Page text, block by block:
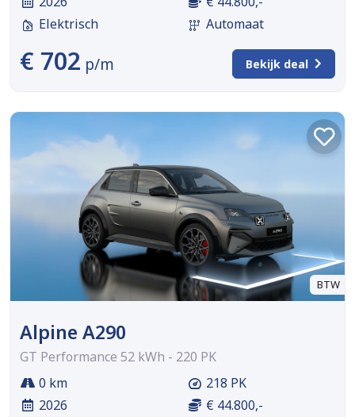
Elektrisch
Automaat
€ 702 p/m Bekijk deal
BTW
Alpine A290
GT Performance 52 kWh - 220 PK
0 km
2026
218 PK
€ 44.800,-